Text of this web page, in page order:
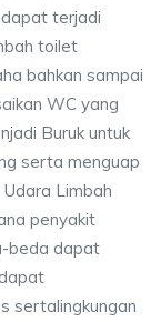
terjadi
toilet
bahkan sampai
WC yang
Buruk untuk
serta menguap
Limbah
penyakit
beda dapat
sertalingkungan